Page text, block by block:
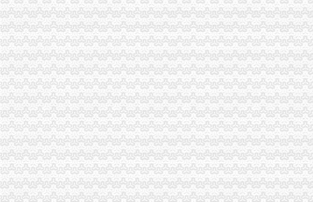
营业执照注销
北京代办注册公司_代理工商注册_代办营业执照_公司转让注销_代理记
注销营业执照要办理的手续_第1页_南京会计培训and大智会计实践培
咨询一下,如何注销营业执照_已解决-阿里巴巴生意经
重庆营业执照注销
我是个体工商户人,下面是12年和人签的协议。现在不想租了。想把
重庆江津：工商登记注册进入“互联网+”时代_未来网
店面营业执照被吊销-松江-注册公司问题解答-上海注册公司网
重庆公司注销
重庆晚报社刊登公司注销登报/声明启示登报/证件丢失登报挂失-淘宝网
重庆百货注销子公司新世纪百货业绩下滑成诱因？-财经-化妆品财经在
重庆市文化委员会关于同意重庆古典网络科技有限公司申请注销有关事